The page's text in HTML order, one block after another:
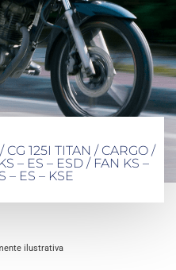
CG 125I TITAN / CARGO /
– ES – ESD / FAN KS –
– ES – KSE
ilustrativa